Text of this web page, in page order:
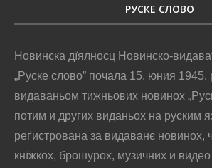
РУСКЕ СЛОВО
Новинска дїялносц Новинско-
„Руске слово” почала 15. юния 1945.
видаваньом тижньових новинох
потим и других виданьох на руским
реґистрована за видаванє новинох,
кнїжкох, брошурох, музичних и